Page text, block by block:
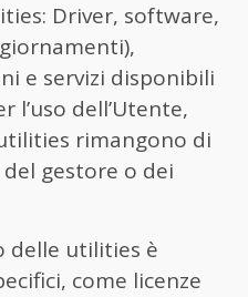
Driver, software,
e servizi disponibili
l’uso dell’Utente,
rimangono di
gestore o dei
delle utilities è
come licenze